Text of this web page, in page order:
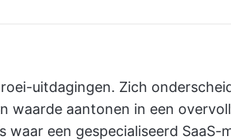
uitdagingen. Zich
waarde aantonen in een
waar een gespecialiseerd SaaS-